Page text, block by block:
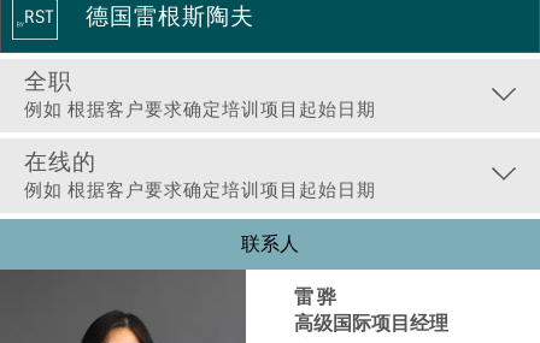
德国雷根斯陶夫
全职
例如 根据客户要求确定培训项目起始日期
在线的
例如 根据客户要求确定培训项目起始日期
联系人
雷 骅
高级国际项目经理